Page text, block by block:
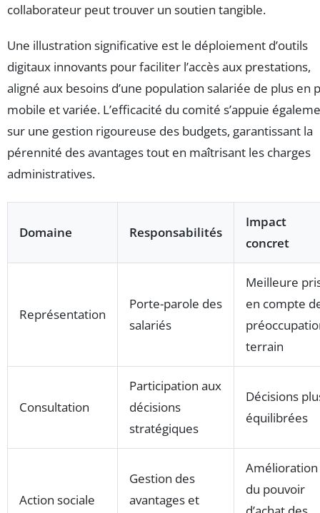
collaborateur peut trouver un soutien tangible.
Une illustration significative est le déploiement d’outils
digitaux innovants pour faciliter l’accès aux prestations,
aligné aux besoins d’une population salariée de plus en
mobile et variée. L’efficacité du comité s’appuie
sur une gestion rigoureuse des budgets, garantissant la
pérennité des avantages tout en maîtrisant les charges
administratives.
Domaine Responsabilités
Impact
concret
Représentation
Porte-parole des
salariés
Meilleure
en compte
terrain
Consultation
Participation aux
décisions
stratégiques
Décisions
équilibrées
Action sociale
Gestion des
avantages et
Amélioration
du pouvoir